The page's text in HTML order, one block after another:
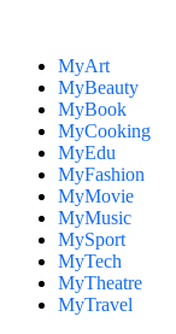
MyArt
MyBeauty
MyBook
MyCooking
MyEdu
MyFashion
MyMovie
MyMusic
MySport
MyTech
MyTheatre
MyTravel